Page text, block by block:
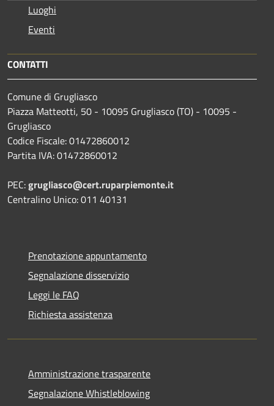
Luoghi
Eventi
CONTATTI
Comune di Grugliasco
Piazza Matteotti, 50 - 10095 Grugliasco (TO) - 10095 -
Grugliasco
Codice Fiscale: 01472860012
Partita IVA: 01472860012
PEC:grugliasco@cert.ruparpiemonte.it
Centralino Unico: 011 40131
Prenotazione appuntamento
Segnalazione disservizio
Leggi le FAQ
Richiesta assistenza
Amministrazione trasparente
Segnalazione Whistleblowing